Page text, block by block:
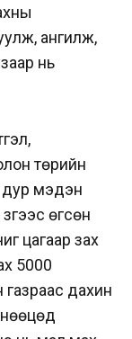
ангилж,
нь
төрийн
дур мэдэн
өгсөн
цагаар зах
5000
газраас дахин